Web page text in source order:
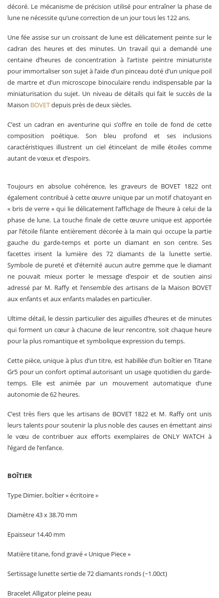
décoré. Le mécanisme de précision utilisé pour entraîner la phase de
lune ne nécessite qu’une correction de un jour tous les 122 ans.
Une fée assise sur un croissant de lune est délicatement peinte sur le
cadran des heures et des minutes. Un travail qui a demandé une
centaine d’heures de concentration à l’artiste peintre miniaturiste
pour immortaliser son sujet à l’aide d’un pinceau doté d’un unique poil
de martre et d’un microscope binoculaire rendu indispensable par la
miniaturisation du sujet. Un niveau de détails qui fait le succès de la
Maison BOVETdepuis près de deux siècles.
C’est un cadran en aventurine qui s’offre en toile de fond de cette
composition poétique. Son bleu profond et ses inclusions
caractéristiques illustrent un ciel étincelant de mille étoiles comme
autant de vœux et d’espoirs.
Toujours en absolue cohérence, les graveurs de BOVET 1822 ont
également contribué à cette œuvre unique par un motif chatoyant en
« bris de verre » qui lie délicatement l’affichage de l’heure à celui de la
phase de lune. La touche finale de cette œuvre unique est apportée
par l’étoile filante entièrement décorée à la main qui occupe la partie
gauche du garde-temps et porte un diamant en son centre. Ses
facettes irisent la lumière des 72 diamants de la lunette sertie.
Symbole de pureté et d’éternité aucun autre gemme que le diamant
ne pouvait mieux porter le message d’espoir et de soutien ainsi
adressé par M. Raffy et l’ensemble des artisans de la Maison BOVET
aux enfants et aux enfants malades en particulier.
Ultime détail, le dessin particulier des aiguilles d’heures et de minutes
qui forment un cœur à chacune de leur rencontre, soit chaque heure
pour la plus romantique et symbolique expression du temps.
Cette pièce, unique à plus d’un titre, est habillée d’un boîtier en Titane
Gr5 pour un confort optimal autorisant un usage quotidien du garde-
temps. Elle est animée par un mouvement automatique d’une
autonomie de 62 heures.
C’est très fiers que les artisans de BOVET 1822 et M. Raffy ont unis
leurs talents pour soutenir la plus noble des causes en émettant ainsi
le vœu de contribuer aux efforts exemplaires de ONLY WATCH à
l’égard de l’enfance.
BOÎTIER
Type Dimier, boîtier « écritoire »
Diamètre 43 x 38.70 mm
Epaisseur 14.40 mm
Matière titane, fond gravé « Unique Piece »
Sertissage lunette sertie de 72 diamants ronds (~1.00ct)
Bracelet Alligator pleine peau